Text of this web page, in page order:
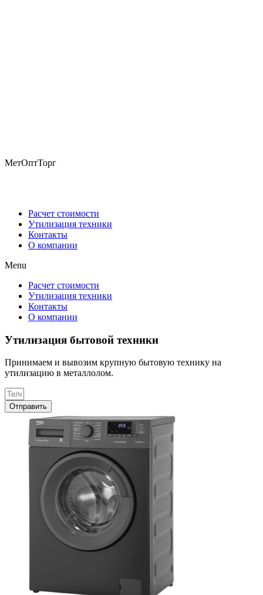
МетОптТорг
Расчет стоимости
Утилизация техники
Контакты
О компании
Menu
Расчет стоимости
Утилизация техники
Контакты
О компании
Утилизация бытовой техники
Принимаем и вывозим крупную бытовую технику на
утилизацию в металлолом.
Отправить